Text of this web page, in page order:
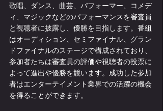
歌唱、ダンス、曲芸、パフォーマー、コメデ
ィ、マジックなどのパフォーマンスを審査員
と視聴者に披露し、優勝を目指します。番組
はオーディション、セミファイナル、グラン
ドファイナルのステージで構成されており、
参加者たちは審査員の評価や視聴者の投票に
よって進出や優勝を競います。成功した参加
者はエンターテイメント業界での活躍の機会
を得ることができます。